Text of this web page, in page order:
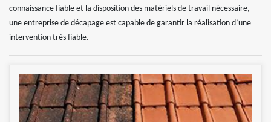
connaissance fiable et la disposition des matériels de travail nécessaire,
une entreprise de décapage est capable de garantir la réalisation d’une
intervention très fiable.